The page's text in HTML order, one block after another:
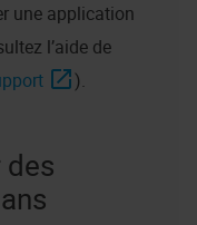
une application
l’aide de
).